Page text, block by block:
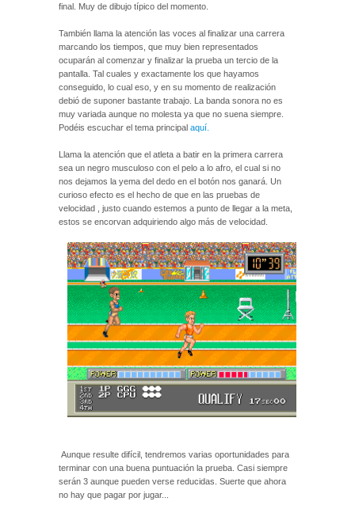
final. Muy de dibujo típico del momento.
También llama la atención las voces al finalizar una carrera
marcando los tiempos, que muy bien representados
ocuparán al comenzar y finalizar la prueba un tercio de la
pantalla. Tal cuales y exactamente los que hayamos
conseguido, lo cual eso, y en su momento de realización
debió de suponer bastante trabajo. La banda sonora no es
muy variada aunque no molesta ya que no suena siempre.
Podéis escuchar el tema principal aquí.
Llama la atención que el atleta a batir en la primera carrera
sea un negro musculoso con el pelo a lo afro, el cual si no
nos dejamos la yema del dedo en el botón nos ganará. Un
curioso efecto es el hecho de que en las pruebas de
velocidad , justo cuando estemos a punto de llegar a la meta,
estos se encorvan adquiriendo algo más de velocidad.
Aunque resulte difícil, tendremos varias oportunidades para
terminar con una buena puntuación la prueba. Casi siempre
serán 3 aunque pueden verse reducidas. Suerte que ahora
no hay que pagar por jugar...